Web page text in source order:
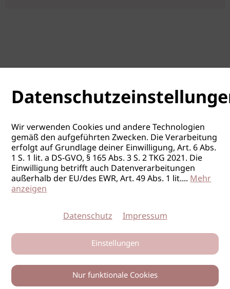
Wir verwenden Cookies und andere Technologien
gemäß den aufgeführten Zwecken. Die Verarbeitung
erfolgt auf Grundlage deiner Einwilligung, Art. 6 Abs.
1 S. 1 lit. a DS-GVO, § 165 Abs. 3 S. 2 TKG 2021. Die
Einwilligung betrifft auch Datenverarbeitungen
außerhalb der EU/des EWR, Art. 49 Abs. 1 lit....Mehr
anzeigen
Datenschutz Impressum
Einstellungen
Nur funktionale Cookies